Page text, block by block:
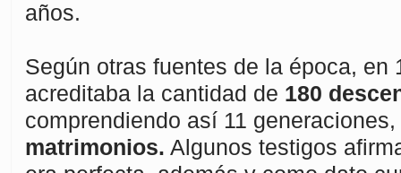
años.
Según otras fuentes de la época, en
acreditaba la cantidad de 180
comprendiendo así 11
matrimonios. Algunos testigos